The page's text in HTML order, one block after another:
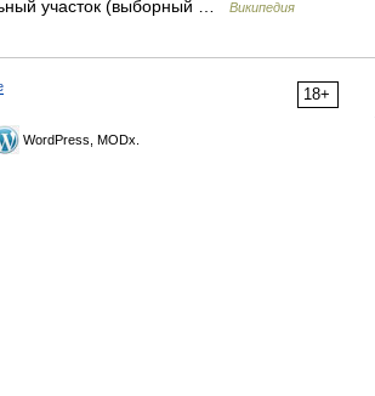
участок (выборный …
Википедия
18+
WordPress, MODx.